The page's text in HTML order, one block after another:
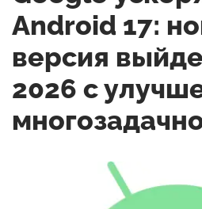
Android 17:
версия
2026 с